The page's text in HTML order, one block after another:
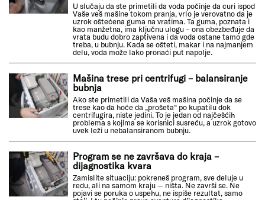
U slučaju da ste primetili da voda počinje da curi ispod
Vaše veš mašine tokom pranja, vrlo je verovatno da je
uzrok oštećena guma na vratima. Ta guma, poznata i
kao manžetna, ima ključnu ulogu – ona obezbeđuje da
vrata budu dobro zaptivena i da voda ostane tamo gde
treba, u bubnju. Kada se ošteti, makar i na najmanjem
delu, voda može lako pronaći put napolje.
Mašina trese pri centrifugi – balansiranje
bubnja
Ako ste primetili da Vaša veš mašina počinje da se
trese kao da hoće da „prošeta“ po kupatilu dok
centrifugira, niste jedini. To je jedan od najčešćih
problema s kojima se korisnici susreću, a uzrok gotovo
uvek leži u nebalansiranom bubnju.
Program se ne završava do kraja –
dijagnostika kvara
Zamislite situaciju: pokreneš program, sve deluje u
redu, ali na samom kraju — ništa. Ne završi se. Ne
pojavi se poruka o uspehu, ne ispiše rezultat, samo